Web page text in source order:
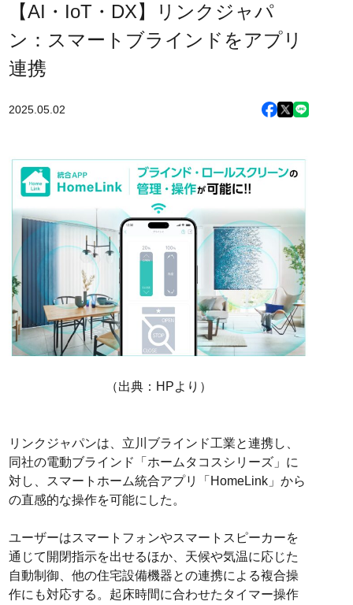
【AI・IoT・DX】リンクジャパ
ン：スマートブラインドをアプリ
連携
2025.05.02
（出典：HPより）
リンクジャパンは、立川ブラインド工業と連携し、
同社の電動ブラインド「ホームタコスシリーズ」に
対し、スマートホーム統合アプリ「HomeLink」から
の直感的な操作を可能にした。
ユーザーはスマートフォンやスマートスピーカーを
通じて開閉指示を出せるほか、天候や気温に応じた
自動制御、他の住宅設備機器との連携による複合操
作にも対応する。起床時間に合わせたタイマー操作